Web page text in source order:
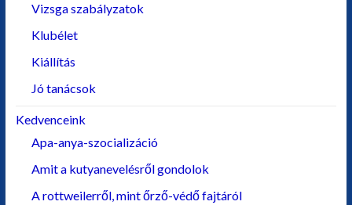
Vizsga szabályzatok
Klubélet
Kiállítás
Jó tanácsok
Kedvenceink
Apa-anya-szocializáció
Amit a kutyanevelésről gondolok
A rottweilerről, mint őrző-védő fajtáról